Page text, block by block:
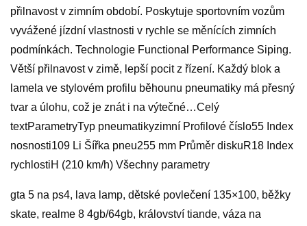
přilnavost v zimním období. Poskytuje sportovním vozům
vyvážené jízdní vlastnosti v rychle se měnících zimních
podmínkách. Technologie Functional Performance Siping.
Větší přilnavost v zimě, lepší pocit z řízení. Každý blok a
lamela ve stylovém profilu běhounu pneumatiky má přesný
tvar a úlohu, což je znát i na výtečné…Celý
textParametryTyp pneumatikyzimní Profilové číslo55 Index
nosnosti109 Li Šířka pneu255 mm Průměr diskuR18 Index
rychlostiH (210 km/h) Všechny parametry
gta 5 na ps4, lava lamp, dětské povlečení 135×100, běžky
skate, realme 8 4gb/64gb, království tiande, váza na